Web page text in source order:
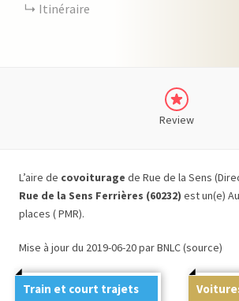
Itinéraire
Review
L’aire de covoiturage de Rue de la Sens
Rue de la Sens Ferrières (60232) est un(e)
places ( PMR).
Mise à jour du 2019-06-20 par BNLC (source)
Train et court trajets